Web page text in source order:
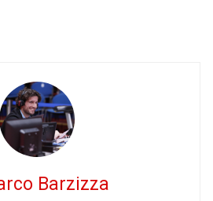
Barzizza